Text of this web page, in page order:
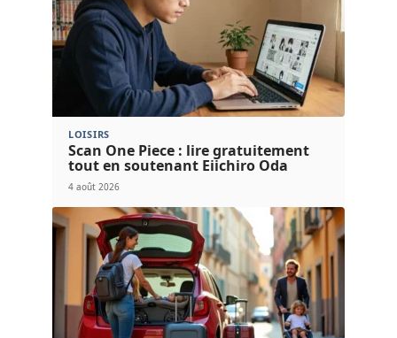
LOISIRS
Scan One Piece : lire gratuitement
tout en soutenant Eiichiro Oda
4 août 2026